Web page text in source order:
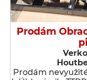
Prodám
Prodám